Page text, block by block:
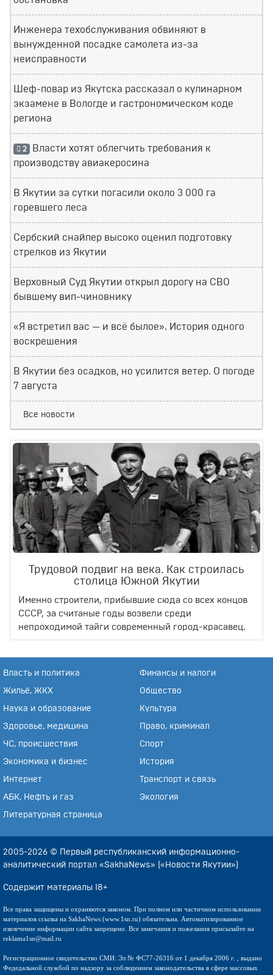
Инженера техобслуживания обвиняют в
вынужденной посадке самолета из-за
неисправности
Шеф-повар из Якутска рассказал о кулинарном
экзамене в Вологде и гастрономическом коде
региона
2 Власти хотят облегчить требования к
производству авиакеросина
В Якутии за сутки погасили около 3 000 га
горевшего леса
Сербский снайпер высоко оценил подготовку
стрелков из Якутии
Верховный Суд Якутии открыл дорогу на СВО
бывшему вип-чиновнику
«Я встретил вас — и всё былое». История одного
воскрешения
В Якутии без осадков, но усилится ветер. О погоде
7 августа
Все новости
Трудовой подвиг на века. Как строилась
столица Южной Якутии
Именно строители, прибывшие сюда со всех концов
СССР, за считаные годы возвели среди
непроходимой тайги современный город-красавец.
Власть и политика Финансы и налоги
Жильё, ЖКХ Общество
Наука и образование Культура
Здоровье, медицина Право, криминал
ЧС, происшествия Спорт
Экономика и бизнес История
Интернет Транспорт и связь
АБК, Нефть и газ Экология
Литературная страница
2005-2026 © Первый республиканский информационно-
аналитический портал «SakhaNews» («Новости Якутии»)
Содержит материалы 18+
Все права защищены и охраняются законом. При полном или частичном использовании
материалов ссылка на SakhaNews (www.1sn.ru) обязательна. Автоматизированное
извлечение информации сайта запрещено. Все замечания и пожелания присылайте на
reklama1sn@mail.ru
Регистрационное свидетельство СМИ: Эл № ФС77-26316 от 1 декабря 2006 г. , выдано
Федедальной службой по надзору за соблюдением законодательства в сфере массовых